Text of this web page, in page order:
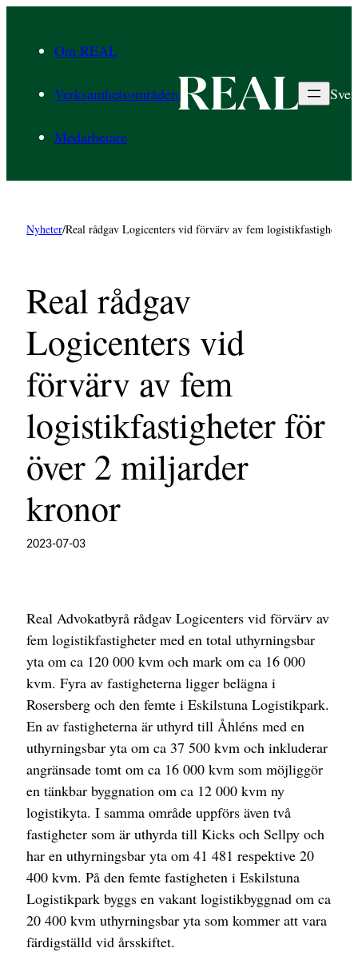
innehåll Om REAL
Verksamhetsområden
Medarbetare
Nyheter/Real rådgav Logicenters vid förvärv av fem logistikfastigheter
Real rådgav
Logicenters vid
förvärv av fem
logistikfastigheter för
över 2 miljarder
kronor
2023-07-03
Real Advokatbyrå rådgav Logicenters vid förvärv av
fem logistikfastigheter med en total uthyrningsbar
yta om ca 120 000 kvm och mark om ca 16 000
kvm. Fyra av fastigheterna ligger belägna i
Rosersberg och den femte i Eskilstuna Logistikpark.
En av fastigheterna är uthyrd till Åhléns med en
uthyrningsbar yta om ca 37 500 kvm och inkluderar
angränsade tomt om ca 16 000 kvm som möjliggör
en tänkbar byggnation om ca 12 000 kvm ny
logistikyta. I samma område uppförs även två
fastigheter som är uthyrda till Kicks och Sellpy och
har en uthyrningsbar yta om 41 481 respektive 20
400 kvm. På den femte fastigheten i Eskilstuna
Logistikpark byggs en vakant logistikbyggnad om ca
20 400 kvm uthyrningsbar yta som kommer att vara
färdigställd vid årsskiftet.